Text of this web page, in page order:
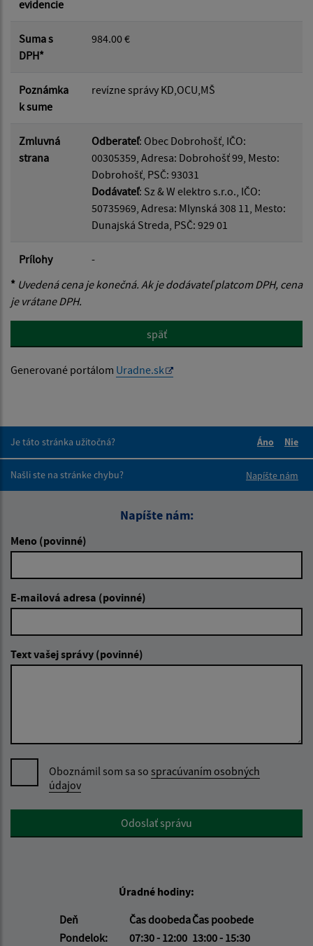
evidencie
Suma s
DPH*
984.00 €
Poznámka
k sume
revízne správy KD,OCU,MŠ
Zmluvná
strana
Odberateľ: Obec Dobrohošť, IČO:
00305359, Adresa: Dobrohošť 99, Mesto:
Dobrohošť, PSČ: 93031
Dodávateľ: Sz & W elektro s.r.o., IČO:
50735969, Adresa: Mlynská 308 11, Mesto:
Dunajská Streda, PSČ: 929 01
Prílohy
-
* Uvedená cena je konečná. Ak je dodávateľ platcom DPH, cena
je vrátane DPH.
späť
Generované portálom Uradne.sk
Je táto stránka užitočná?
Áno
Nie
Našli ste na stránke chybu?
Napíšte nám
Napíšte nám:
Meno (povinné)
E-mailová adresa (povinné)
Text vašej správy (povinné)
Oboznámil som sa so spracúvaním osobných
údajov
Google reCaptcha ResponseOdoslať správu
Úradné hodiny:
Deň
Čas doobedaČas poobede
Pondelok:
07:30 - 12:00 13:00 - 15:30